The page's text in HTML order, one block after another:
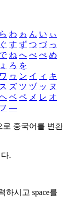
ら わ ゎ ん い ぃ
ぐ す ず つ づ っ
で ね へ べ ぺ め
ょ ろ を
ワ ヮ ン イ ィ キ
ス ズ ツ ヅ ッ ヌ
ベ ペ メ レ オ
ヲ ―
로 중국어를 변환
.
하시고 space를